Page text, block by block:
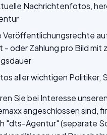
Nachrichtenfotos,
Veröffentlichungsrechte
- oder Zahlung pro Bild mit
aller wichtigen Politiker,
Sie bei Interesse unseren
angeschlossen sind,
"dts-Agentur" (separate